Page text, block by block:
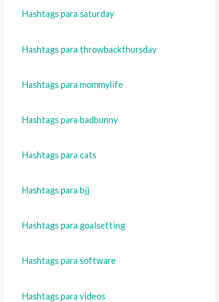
Hashtags para saturday
Hashtags para throwbackthursday
Hashtags para mommylife
Hashtags para badbunny
Hashtags para cats
Hashtags para bjj
Hashtags para goalsetting
Hashtags para software
Hashtags para videos